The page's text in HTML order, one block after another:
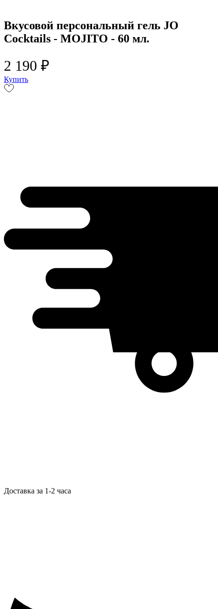
Вкусовой персональный гель JO
Cocktails - MOJITO - 60 мл.
2 190 ₽
Купить
Доставка за 1-2 часа